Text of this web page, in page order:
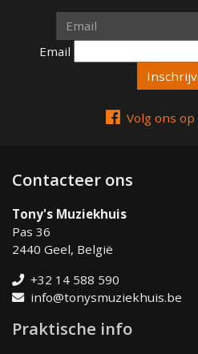
Email
Volg ons op
Contacteer ons
Tony's Muziekhuis
Pas 36
2440 Geel, België
+32 14 588 590
info@tonysmuziekhuis.be
Praktische info